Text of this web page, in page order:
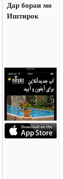
Дар бораи мо
Иштирок